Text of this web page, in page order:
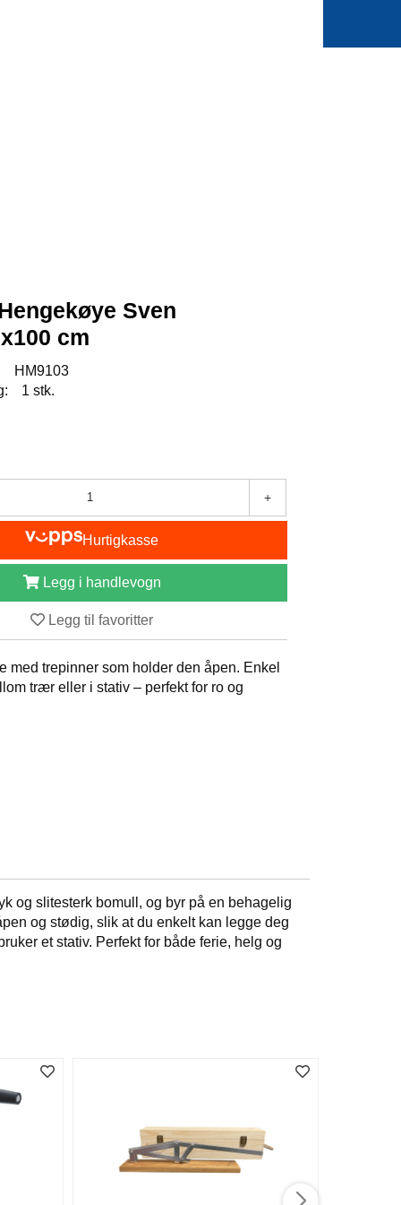
Sven
cm
HM9103
1 stk.
+
Hurtigkasse
Legg i handlevogn
Legg til favoritter
med trepinner som holder den åpen. Enkel
trær eller i stativ – perfekt for ro og
og slitesterk bomull, og byr på en behagelig
og stødig, slik at du enkelt kan legge deg
et stativ. Perfekt for både ferie, helg og